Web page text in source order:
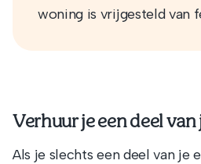
woning is vrijgesteld van
Verhuur je een deel
Als je slechts een deel van je